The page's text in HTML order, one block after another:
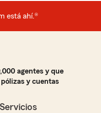
está ahí.®
agentes y que
y cuentas
Servicios